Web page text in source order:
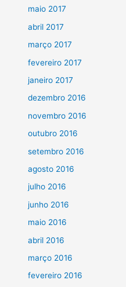
maio 2017
abril 2017
março 2017
fevereiro 2017
janeiro 2017
dezembro 2016
novembro 2016
outubro 2016
setembro 2016
agosto 2016
julho 2016
junho 2016
maio 2016
abril 2016
março 2016
fevereiro 2016